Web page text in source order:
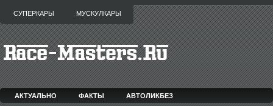
СУПЕРКАРЫ МУСКУЛКАРЫ
АКТУАЛЬНО ФАКТЫ АВТОЛИКБЕЗ